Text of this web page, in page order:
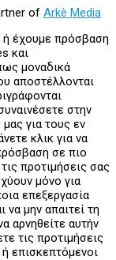
of Arkè Media
ή έχουμε πρόσβαση
και
μοναδικά
αποστέλλονται
στην
για τους εν
κλικ για να
σε πιο
προτιμήσεις σας
μόνο για
επεξεργασία
μην απαιτεί τη
αρνηθείτε αυτήν
τις προτιμήσεις
επισκεπτόμενοι